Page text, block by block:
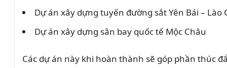
Dự án xây dựng tuyến đường sắt Yên Bái – Lào
Dự án xây dựng sân bay quốc tế Mộc Châu
Các dự án này khi hoàn thành sẽ góp phần thúc